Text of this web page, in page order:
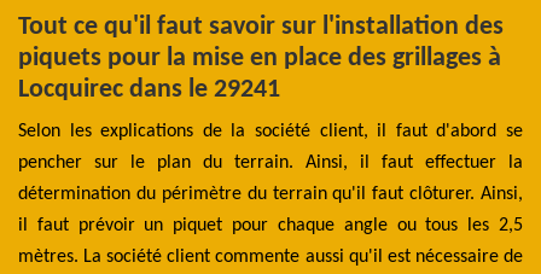
Tout ce qu'il faut savoir sur l'installation des
piquets pour la mise en place des grillages à
Locquirec dans le 29241
Selon les explications de la société client, il faut d'abord se
pencher sur le plan du terrain. Ainsi, il faut effectuer la
détermination du périmètre du terrain qu'il faut clôturer. Ainsi,
il faut prévoir un piquet pour chaque angle ou tous les 2,5
mètres. La société client commente aussi qu'il est nécessaire de